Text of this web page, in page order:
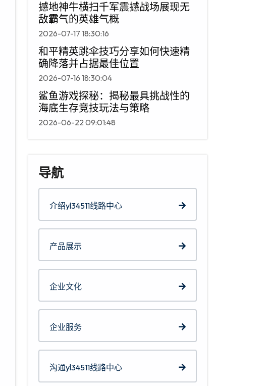
撼地神牛横扫千军震撼战场展现无
敌霸气的英雄气概
2026-07-17 18:30:16
和平精英跳伞技巧分享如何快速精
确降落并占据最佳位置
2026-07-16 18:30:04
鲨鱼游戏探秘：揭秘最具挑战性的
海底生存竞技玩法与策略
2026-06-22 09:01:48
导航
介绍yl34511线路中心
产品展示
企业文化
企业服务
沟通yl34511线路中心